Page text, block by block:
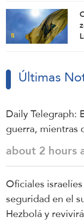
Últimas
Daily Telegraph:
guerra, mientras
about 2 hours
Oficiales
seguridad en el
Hezbolá y